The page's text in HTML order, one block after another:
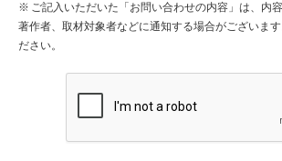
ご記入いただいた「お問い合わせの内容」は、内
著作者、取材対象者などに通知する場合がございま
ださい。